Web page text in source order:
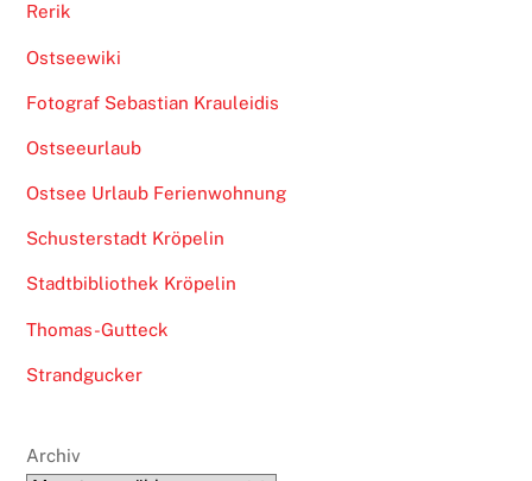
Rerik
Ostseewiki
Fotograf Sebastian Krauleidis
Ostseeurlaub
Ostsee Urlaub Ferienwohnung
Schusterstadt Kröpelin
Stadtbibliothek Kröpelin
Thomas-Gutteck
Strandgucker
Archiv